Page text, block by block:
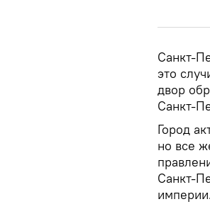
Санкт-
это
двор
Санкт-
Город
но все
Санкт-